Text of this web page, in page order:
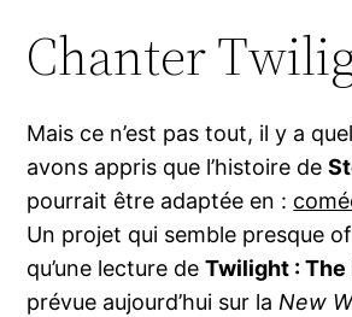
Chanter
Mais ce n’est pas tout, il y a
avons appris que l’histoire de
pourrait être adaptée en :
Un projet qui semble presque
qu’une lecture deTwilight : The
prévue aujourd’hui sur laNew